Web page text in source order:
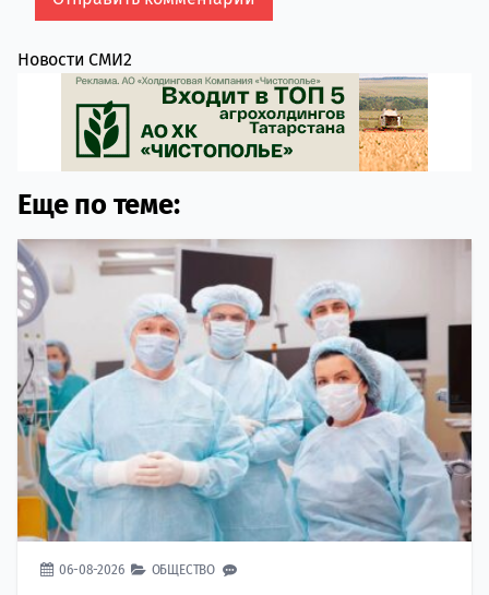
Новости СМИ2
Еще по теме:
06-08-2026 ОБЩЕСТВО